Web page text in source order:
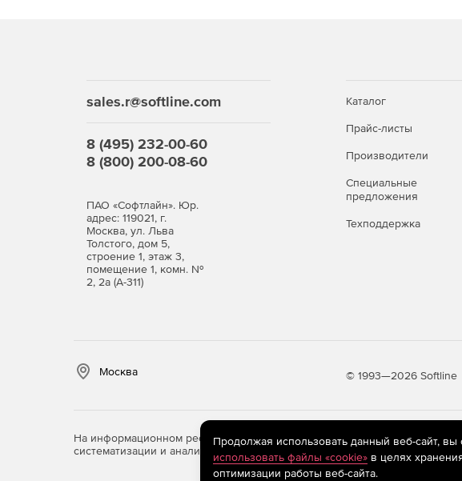
sales.r@softline.com
8 (495) 232-00-60
8 (800) 200-08-60
ПАО «Софтлайн». Юр.
адрес: 119021, г.
Москва, ул. Льва
Толстого, дом 5,
строение 1, этаж 3,
помещение 1, комн. №
2, 2а (А-311)
Каталог
Прайс-листы
Производители
Специальные
предложения
Техподдержка
Москва © 1993—2026 Softline
На информационном ресурсе store.softline.ru применяются
систематизации и анализа сведений, относящихся к предпочтениям
Продолжая использовать данный веб-сайт,
использовать файлы «cookie»в целях
оптимизации работы веб-сайта.